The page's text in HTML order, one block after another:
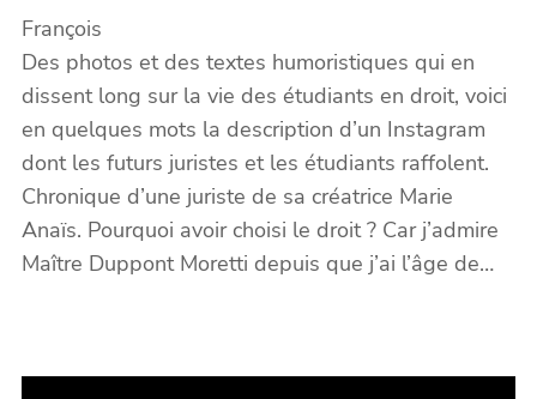
François
Des photos et des textes humoristiques qui en
dissent long sur la vie des étudiants en droit, voici
en quelques mots la description d’un Instagram
dont les futurs juristes et les étudiants raffolent.
Chronique d’une juriste de sa créatrice Marie
Anaïs. Pourquoi avoir choisi le droit ? Car j’admire
Maître Duppont Moretti depuis que j’ai l’âge de…